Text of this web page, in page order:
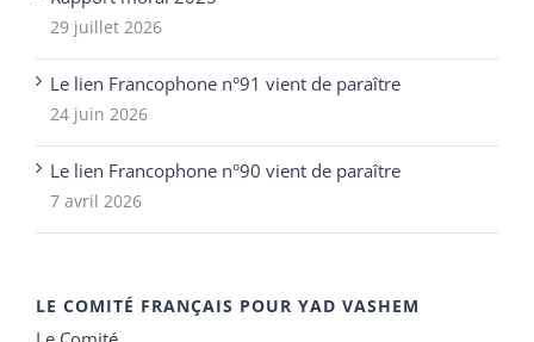
29 juillet 2026
Le lien Francophone n°91 vient de paraître
24 juin 2026
Le lien Francophone n°90 vient de paraître
7 avril 2026
LE COMITÉ FRANÇAIS POUR YAD VASHEM